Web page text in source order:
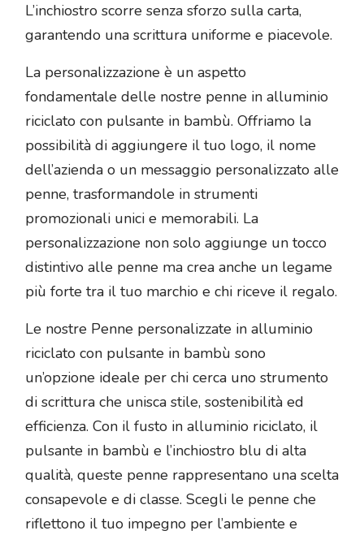
L’inchiostro scorre senza sforzo sulla carta,
garantendo una scrittura uniforme e piacevole.
La personalizzazione è un aspetto
fondamentale delle nostre penne in alluminio
riciclato con pulsante in bambù. Offriamo la
possibilità di aggiungere il tuo logo, il nome
dell’azienda o un messaggio personalizzato alle
penne, trasformandole in strumenti
promozionali unici e memorabili. La
personalizzazione non solo aggiunge un tocco
distintivo alle penne ma crea anche un legame
più forte tra il tuo marchio e chi riceve il regalo.
Le nostre Penne personalizzate in alluminio
riciclato con pulsante in bambù sono
un’opzione ideale per chi cerca uno strumento
di scrittura che unisca stile, sostenibilità ed
efficienza. Con il fusto in alluminio riciclato, il
pulsante in bambù e l’inchiostro blu di alta
qualità, queste penne rappresentano una scelta
consapevole e di classe. Scegli le penne che
riflettono il tuo impegno per l’ambiente e